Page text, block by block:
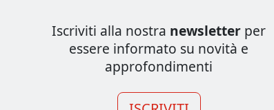
Iscriviti alla nostra newsletter per
essere informato su novità e
approfondimenti